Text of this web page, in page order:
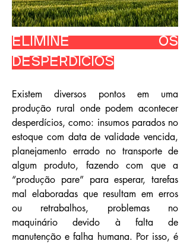
Elimine os
desperdícios
Existem diversos pontos em uma
produção rural onde podem acontecer
desperdícios, como: insumos parados no
estoque com data de validade vencida,
planejamento errado no transporte de
algum produto, fazendo com que a
“produção pare” para esperar, tarefas
mal elaboradas que resultam em erros
ou retrabalhos, problemas no
maquinário devido à falta de
manutenção e falha humana. Por isso, é